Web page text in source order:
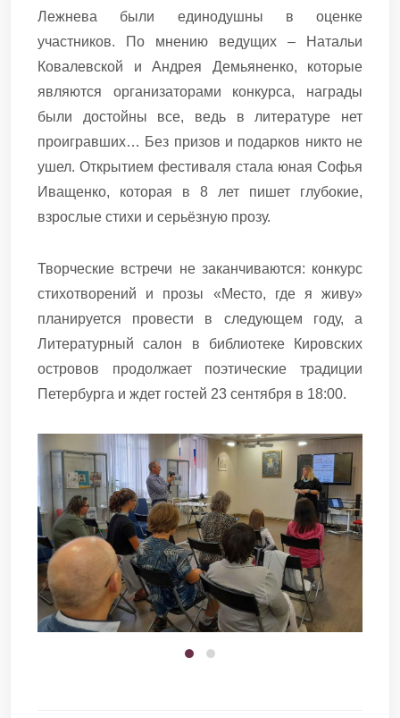
Лежнева были единодушны в оценке
участников. По мнению ведущих – Натальи
Ковалевской и Андрея Демьяненко, которые
являются организаторами конкурса, награды
были достойны все, ведь в литературе нет
проигравших… Без призов и подарков никто не
ушел. Открытием фестиваля стала юная Софья
Иващенко, которая в 8 лет пишет глубокие,
взрослые стихи и серьёзную прозу.
Творческие встречи не заканчиваются: конкурс
стихотворений и прозы «Место, где я живу»
планируется провести в следующем году, а
Литературный салон в библиотеке Кировских
островов продолжает поэтические традиции
Петербурга и ждет гостей 23 сентября в 18:00.